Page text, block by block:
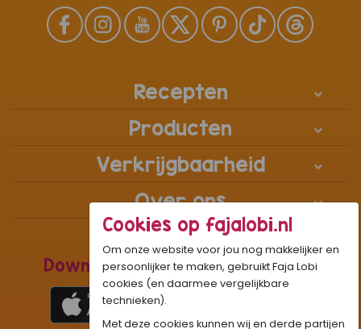
Recepten
Producten
Verkrijgbaarheid
Over ons
Download de Recepten Webapp
Cookies op fajalobi.nl
Om onze website voor jou nog makkelijker en
persoonlijker te maken, gebruikt Faja Lobi
cookies (en daarmee vergelijkbare
technieken).
Met deze cookies kunnen wij en derde partijen